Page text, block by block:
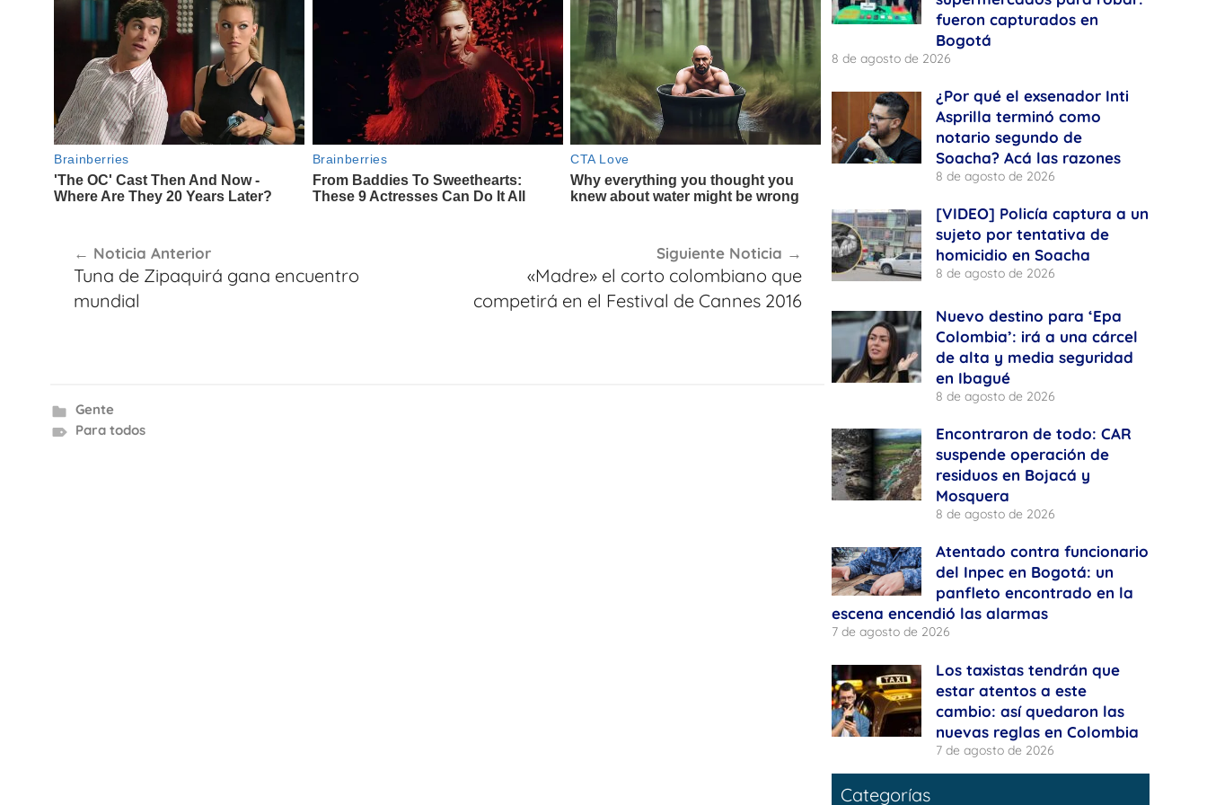
de
entradas
Noticia Anterior
Tuna de Zipaquirá gana encuentro
mundial
Siguiente Noticia
«Madre» el corto colombiano que
competirá en el Festival de Cannes 2016
Gente
Para todos
fueron capturados en
Bogotá
8 de agosto de 2026
¿Por qué el exsenador Inti
Asprilla terminó como
notario segundo de
Soacha? Acá las razones
8 de agosto de 2026
[VIDEO] Policía captura a un
sujeto por tentativa de
homicidio en Soacha
8 de agosto de 2026
Nuevo destino para ‘Epa
Colombia’: irá a una cárcel
de alta y media seguridad
en Ibagué
8 de agosto de 2026
Encontraron de todo: CAR
suspende operación de
residuos en Bojacá y
Mosquera
8 de agosto de 2026
Atentado contra funcionario
del Inpec en Bogotá: un
panfleto encontrado en la
escena encendió las alarmas
7 de agosto de 2026
Los taxistas tendrán que
estar atentos a este
cambio: así quedaron las
nuevas reglas en Colombia
7 de agosto de 2026
Categorías